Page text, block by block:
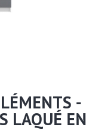
-
LAQUÉ EN